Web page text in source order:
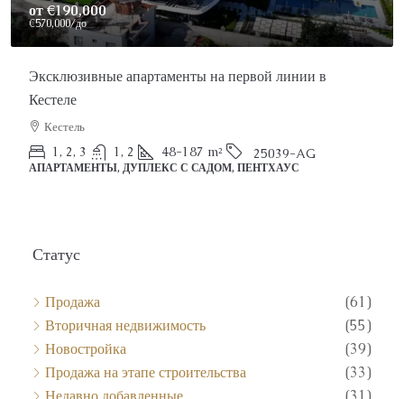
от€190,000
€570,000/до
Эксклюзивные апартаменты на первой линии в
Кестеле
Кестель
1, 2, 3 1, 2 48-187 m² 25039-AG
АПАРТАМЕНТЫ, ДУПЛЕКС С САДОМ, ПЕНТХАУС
Статус
Продажа
(61)
Вторичная недвижимость
(55)
Новостройка
(39)
Продажа на этапе строительства
(33)